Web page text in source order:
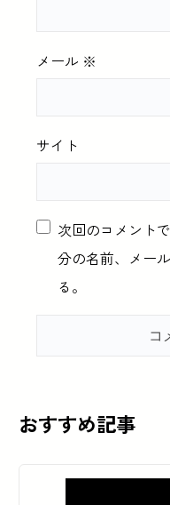
メール ※
サイト
次回のコメント
分の名前、メー
る。
おすすめ記事